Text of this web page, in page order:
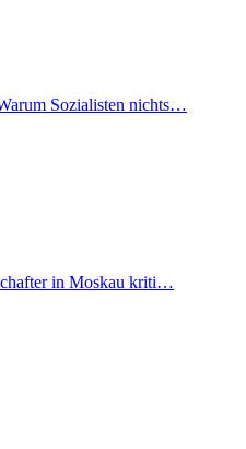
Sozialisten nichts…
in Moskau kriti…